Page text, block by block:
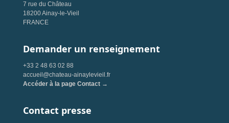
7 rue du Château
18200 Ainay-le-Vieil
FRANCE
Demander un renseignement
+33 2 48 63 02 88
accueil@chateau-ainaylevieil.fr
Accéder à la page Contact →
Contact presse